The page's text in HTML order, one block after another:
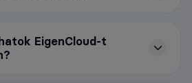
EigenCloud-t